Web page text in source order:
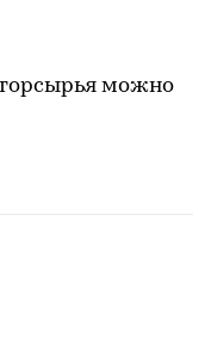
можно